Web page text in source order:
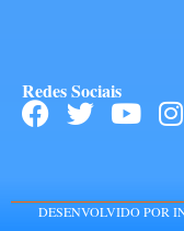
Redes Sociais
DESENVOLVIDO POR